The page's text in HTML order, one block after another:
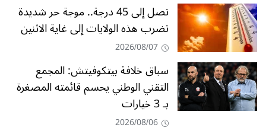
تصل إلى 45 درجة.. موجة حر شديدة
تضرب هذه الولايات إلى غاية الاثنين
2026/08/07
سباق خلافة بيتكوفيتش: المجمع
التقني الوطني يحسم قائمته المصغرة
بـ 3 خيارات
2026/08/06